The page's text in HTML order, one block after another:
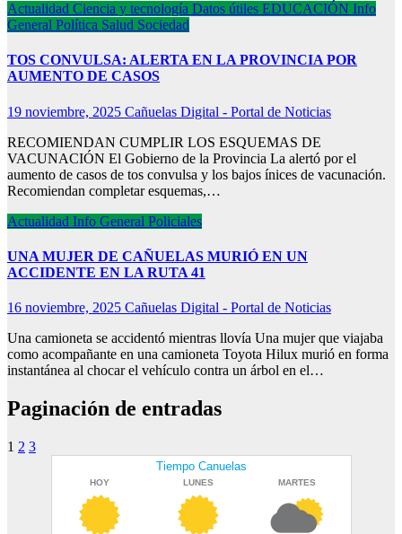
Actualidad Ciencia y tecnología Datos útiles EDUCACIÓN Info
General Política Salud Sociedad
TOS CONVULSA: ALERTA EN LA PROVINCIA POR
AUMENTO DE CASOS
19 noviembre, 2025 Cañuelas Digital - Portal de Noticias
RECOMIENDAN CUMPLIR LOS ESQUEMAS DE
VACUNACIÓN El Gobierno de la Provincia La alertó por el
aumento de casos de tos convulsa y los bajos ínices de vacunación.
Recomiendan completar esquemas,…
Actualidad Info General Policiales
UNA MUJER DE CAÑUELAS MURIÓ EN UN
ACCIDENTE EN LA RUTA 41
16 noviembre, 2025 Cañuelas Digital - Portal de Noticias
Una camioneta se accidentó mientras llovía Una mujer que viajaba
como acompañante en una camioneta Toyota Hilux murió en forma
instantánea al chocar el vehículo contra un árbol en el…
Paginación de entradas
1 2 3